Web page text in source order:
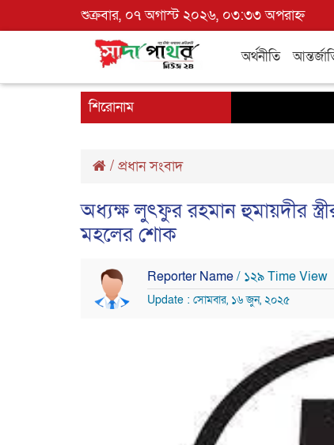
শুক্রবার, ০৭ অগাস্ট ২০২৬, ০৩:৩৩ অপরাহ্ন
অর্থনীতি
শিরোনাম
/ প্রধান সংবাদ
অধ্যক্ষ লুৎফুর রহমান হুমায়দীর
মহলের শোক
Reporter Name/ ১২৯ Time View
Update : সোমবার, ১৬ জুন, ২০২৫